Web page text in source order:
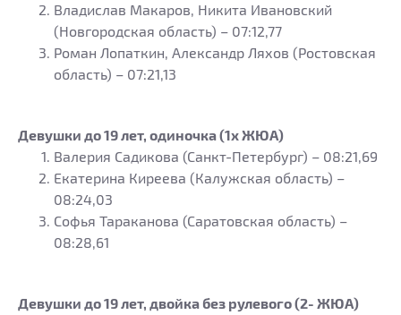
Владислав Макаров, Никита Ивановский
(Новгородская область) – 07:12,77
Роман Лопаткин, Александр Ляхов (Ростовская
область) – 07:21,13
Девушки до 19 лет, одиночка (1х ЖЮА)
Валерия Садикова (Санкт-Петербург) – 08:21,69
Екатерина Киреева (Калужская область) –
08:24,03
Софья Тараканова (Саратовская область) –
08:28,61
Девушки до 19 лет, двойка без рулевого (2- ЖЮА)